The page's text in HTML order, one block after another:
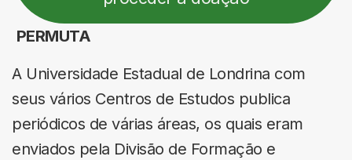
PERMUTA
A Universidade Estadual de Londrina com
seus vários Centros de Estudos publica
periódicos de várias áreas, os quais eram
enviados pela Divisão de Formação e